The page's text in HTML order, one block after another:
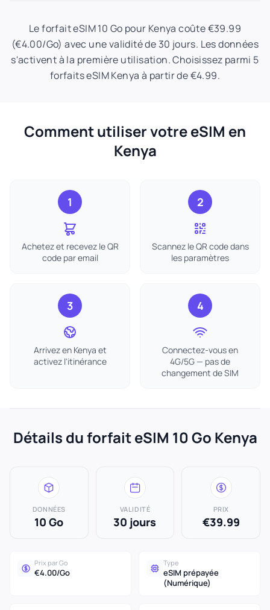
Le forfait eSIM 10 Go pour Kenya coûte €39.99
(€4.00/Go) avec une validité de 30 jours. Les données
s'activent à la première utilisation. Choisissez parmi 5
forfaits eSIM Kenya à partir de €4.99.
Comment utiliser votre eSIM en
Kenya
1
Achetez et recevez le QR
code par email
2
Scannez le QR code dans
les paramètres
3
Arrivez en Kenya et
activez l'itinérance
4
Connectez-vous en
4G/5G — pas de
changement de SIM
Détails du forfait eSIM 10 Go Kenya
DONNÉES
10 Go
VALIDITÉ
30 jours
PRIX
€39.99
Prix par Go
€4.00/Go
Type
eSIM prépayée
(Numérique)